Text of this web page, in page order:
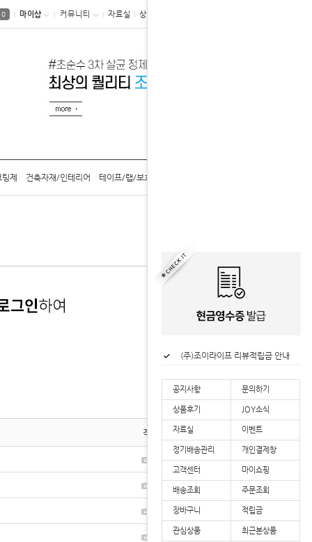
0 마이샵 커뮤니티 자료실 상품후기
제 건축자재/인테리어 테이프/랩/보호구
작성자 조회
2021-08-25 46
2019-02-26 247
2017-06-09 258
2017-06-09 151
(주)조이라이프 배송공지
(주)조이라이프 할인혜택 안내
(주)조이라이프 리뷰적립금 안내
공지사항 문의하기
상품후기 JOY소식
자료실 이벤트
정기배송관리 개인결제창
고객센터 마이쇼핑
배송조회 주문조회
장바구니 적립금
관심상품 최근본상품